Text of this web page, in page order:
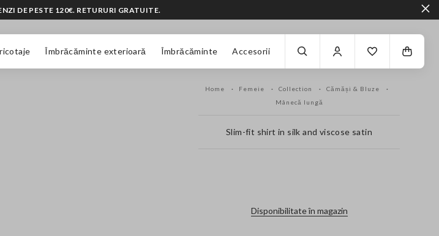
Îmbrăcăminte exterioară Îmbrăcăminte Accesorii
DE PESTE 120€. RETURURI GRATUITE.
Home Femeie Collection
Cămăși & Bluze
Mânecă lungă
Slim-fit shirt in silk and viscose satin
Disponibilitate în magazin